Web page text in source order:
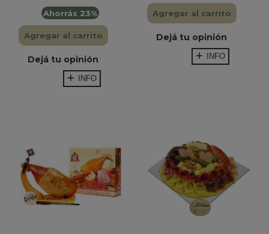
Ahorrás 23%
Agregar al carrito
Dejá tu opinión
INFO
Agregar al carrito
Dejá tu opinión
INFO